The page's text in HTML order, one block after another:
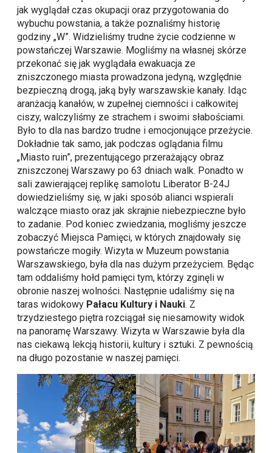
jak wyglądał czas okupacji oraz przygotowania do
wybuchu powstania, a także poznaliśmy historię
godziny „W”. Widzieliśmy trudne życie codzienne w
powstańczej Warszawie. Mogliśmy na własnej skórze
przekonać się jak wyglądała ewakuacja ze
zniszczonego miasta prowadzona jedyną, względnie
bezpieczną drogą, jaką były warszawskie kanały. Idąc
aranżacją kanałów, w zupełnej ciemności i całkowitej
ciszy, walczyliśmy ze strachem i swoimi słabościami.
Było to dla nas bardzo trudne i emocjonujące przeżycie.
Dokładnie tak samo, jak podczas oglądania filmu
„Miasto ruin”, prezentującego przerażający obraz
zniszczonej Warszawy po 63 dniach walk. Ponadto w
sali zawierającej replikę samolotu Liberator B-24J
dowiedzieliśmy się, w jaki sposób alianci wspierali
walczące miasto oraz jak skrajnie niebezpieczne było
to zadanie. Pod koniec zwiedzania, mogliśmy jeszcze
zobaczyć Miejsca Pamięci, w których znajdowały się
powstańcze mogiły. Wizyta w Muzeum powstania
Warszawskiego, była dla nas dużym przeżyciem. Będąc
tam oddaliśmy hołd pamięci tym, którzy zginęli w
obronie naszej wolności. Następnie udaliśmy się na
taras widokowy Pałacu Kultury i Nauki. Z
trzydziestego piętra rozciągał się niesamowity widok
na panoramę Warszawy. Wizyta w Warszawie była dla
nas ciekawą lekcją historii, kultury i sztuki. Z pewnością
na długo pozostanie w naszej pamięci.